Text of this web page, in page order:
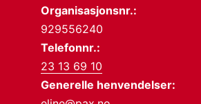
Organisasjonsnr.:
929556240
Telefonnr.:
23 13 69 10
Generelle henvendelser: